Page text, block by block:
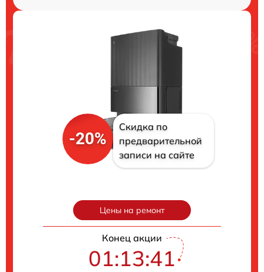
-20%
Скидка по
предварительной
записи на сайте
Цены на ремонт
Конец акции
01:13:40